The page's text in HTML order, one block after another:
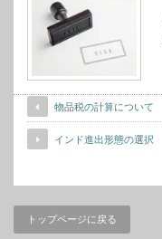
物品税の計算について
インド進出形態の選択
トップページに戻る